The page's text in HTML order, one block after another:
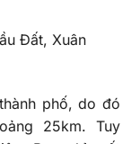
Đất, Xuân
phố, do đó
25km. Tuy